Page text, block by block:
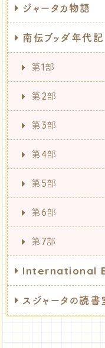
ジャータカ物語
南伝ブッダ年代記
第1部
第2部
第3部
第4部
第5部
第6部
第7部
International
スジャータの読書